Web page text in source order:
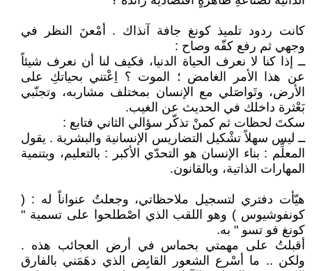
كانت ردود تلميذ كونغ جافة آنذاك . أمْعنَ النظر في
وجهي ثم رفع كفّه وصاح :
ــ إذا كنا لا نعرف الحياة الدنيا، فكيف لنا أن نعرف شيئاً
عن هذا الأمر الغامض ؛ الموت ؟ اِعْتني بحياتكِ على
الأرض، وتَواصَلي مع الإنسان بمختلف مشاربه، وتجنّبي
بَعْثرة داخلك في الحديث عن الغيب.
سكتَ لحظات ثم كمنْ تذكّر سؤالي الثاني فتابع :
ــ ليس سهلاً تشْكيل التضاريس الإنسانية والبشرية . يقول
المعلِّم : بناء الإنسان هو التحدّي الأكبر : بالتعليم، وبتنمية
المهارات الذاتية، وبالقانون.
هيّأت دفتري لتسجيل ملاحظاتي، وجعلتُ عنواناً له : (
كونفوشيوس ) وهو اللقب الذي اصْطلحوا على تسمية "
كونغ فو تسو " به.
أقبلتُ على مهمتي بحماس في أرض العجائب هذه .
ولكن .. ما أسْرع الشعور القابِض الذي دهَمَني بالفارق